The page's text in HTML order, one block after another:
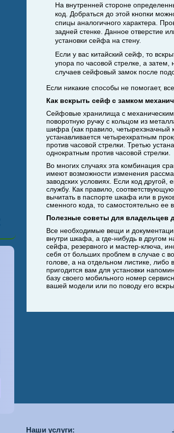
На внутренней стороне
код. Добраться до этой кнопки
спицы аналогичного характера.
задней стенке. Данное отверстие
установки сейфа на стену.
Если у вас китайский сейф, то
упора по часовой стрелке, а
случаев сейфовый замок после
Если никакие способы не помогает,
Как вскрыть сейф с замком
Сейфовые хранилища с
поворотную ручку с кольцом из
шифра (как правило,
устанавливается четырехкратным
против часовой стрелки. Третью
однократным против часовой стрелки.
Во многих случаях эта комбинация
имеют возможности изменения
заводских условиях. Если код другой,
службу. Как правило,
вычитать в паспорте шкафа или в
сменного кода, то самостоятельно ее
Полезные советы для владельцев
Все необходимые вещи и
внутри шкафа, а где-нибудь в другом
сейфа, резервного и мастер-ключа,
себя от больших проблем в случае с
голове, а на отдельном листике,
пригодится вам для установки
базу своего мобильного номер
вашей модели или по поводу его
Наши услуги: